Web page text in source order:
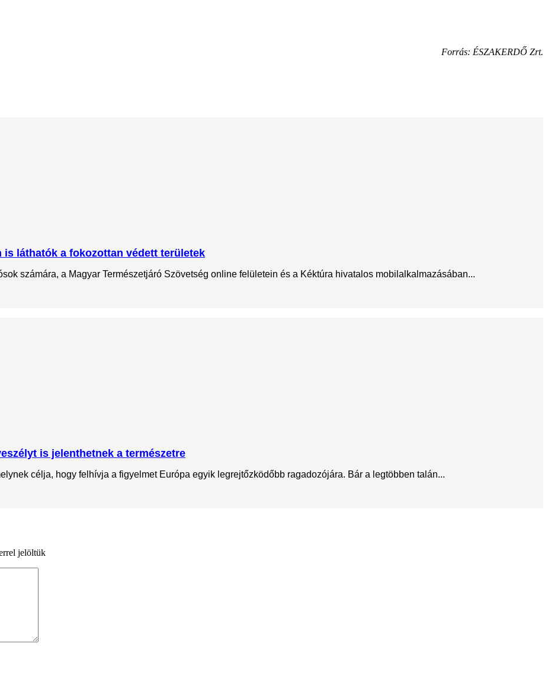
Forrás: ÉSZAKERDŐ Zrt.
láthatók a fokozottan védett területek
számára, a Magyar Természetjáró Szövetség online felületein és a Kéktúra hivatalos mobilalkalmazásában...
is jelenthetnek a természetre
célja, hogy felhívja a figyelmet Európa egyik legrejtőzködőbb ragadozójára. Bár a legtöbben talán...
jelöltük